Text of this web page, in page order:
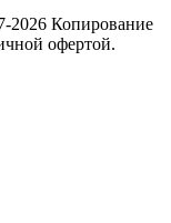
2026 Копирование
офертой.